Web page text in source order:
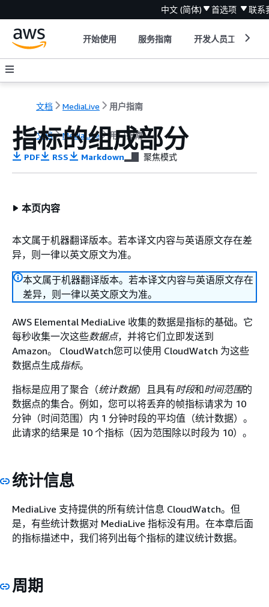
中文 (简体) 首选项 联系
开始使用 服务指南 开发人员工具
文档 MediaLive 用户指南
文档 MediaLive 用户指南
指标的组成部分
PDF RSS Markdown 聚焦模式
本页内容
本文属于机器翻译版本。若本译文内容与英语原文存在差
异，则一律以英文原文为准。
本文属于机器翻译版本。若本译文内容与英语原文存在
差异，则一律以英文原文为准。
AWS Elemental MediaLive 收集的数据是指标的基础。它
每秒收集一次这些数据点，并将它们立即发送到
Amazon。 CloudWatch您可以使用 CloudWatch 为这些
数据点生成指标。
指标是应用了聚合（统计数据）且具有时段和时间范围的
数据点的集合。例如，您可以将丢弃的帧指标请求为 10
分钟（时间范围）内 1 分钟时段的平均值（统计数据）。
此请求的结果是 10 个指标（因为范围除以时段为 10）。
统计信息
MediaLive 支持提供的所有统计信息 CloudWatch。但
是，有些统计数据对 MediaLive 指标没有用。在本章后面
的指标描述中，我们将列出每个指标的建议统计数据。
周期